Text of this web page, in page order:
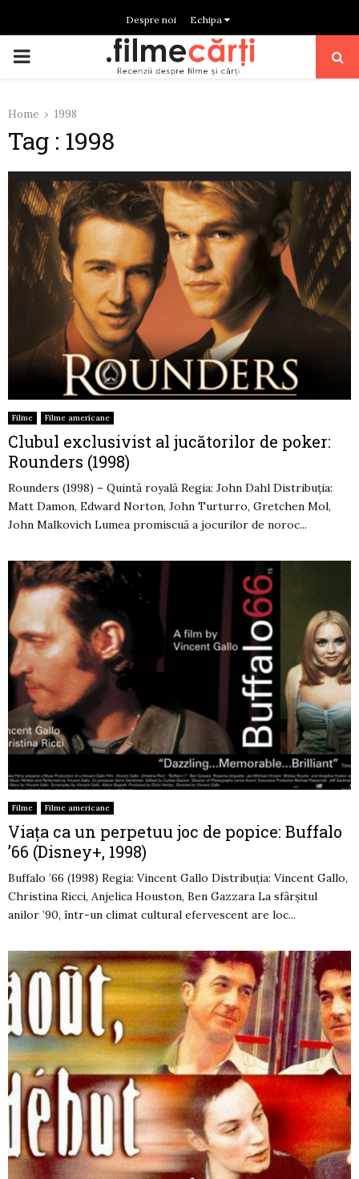
Despre noi Echipa
PRIMARY
Home 1998
Tag : 1998
Filme Filme americane
Clubul exclusivist al jucătorilor de poker:
Rounders (1998)
Rounders (1998) – Quintă royală Regia: John Dahl Distribuția:
Matt Damon, Edward Norton, John Turturro, Gretchen Mol,
John Malkovich Lumea promiscuă a jocurilor de noroc...
Filme Filme americane
Viața ca un perpetuu joc de popice: Buffalo
’66 (Disney+, 1998)
Buffalo ’66 (1998) Regia: Vincent Gallo Distribuția: Vincent Gallo,
Christina Ricci, Anjelica Houston, Ben Gazzara La sfârșitul
anilor ’90, într-un climat cultural efervescent are loc...